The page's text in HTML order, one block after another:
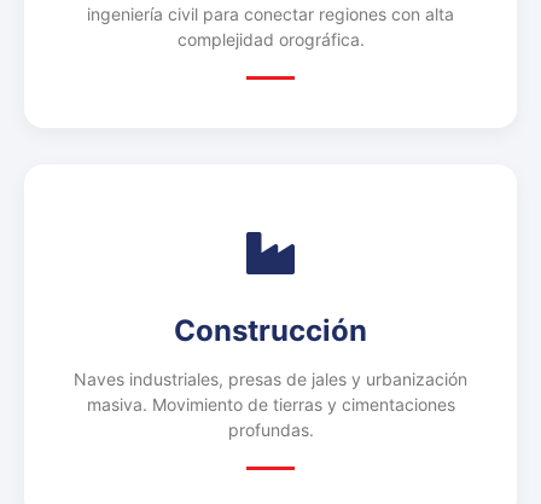
ingeniería civil para conectar regiones con alta
complejidad orográfica.
Construcción
Naves industriales, presas de jales y urbanización
masiva. Movimiento de tierras y cimentaciones
profundas.